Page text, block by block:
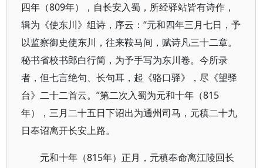
四年（809年），自长安入蜀，所经驿站皆有诗作，
辑为《使东川》组诗，序云：“元和四年三月七日，予
以监察御史使东川，往来鞍马间，赋诗凡三十二章。
秘书省校书郎白行简，为予手写为东川卷。今所录
者，但七言绝句、长句耳，起《骆口驿》，尽《望驿
台》二十二首云。”第二次入蜀为元和十年（815
年），三月二十五日下诏出为通州司马，元稹二十九
日奉诏离开长安上路。
元和十年（815年）正月，元稹奉命离江陵回长